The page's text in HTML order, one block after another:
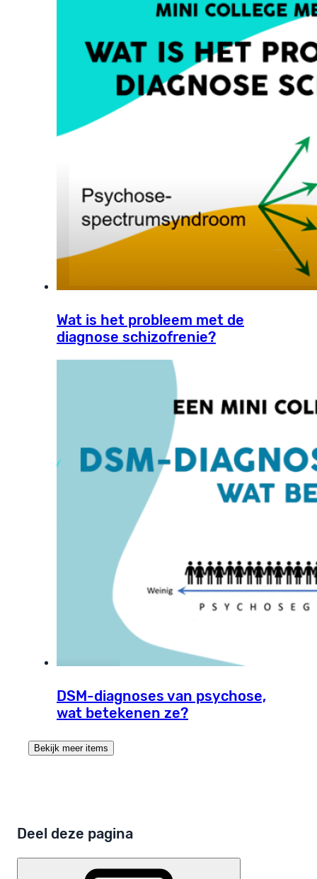
Wat is het probleem met de
diagnose schizofrenie?
DSM-diagnoses van psychose,
wat betekenen ze?
Bekijk meer items
Deel deze pagina